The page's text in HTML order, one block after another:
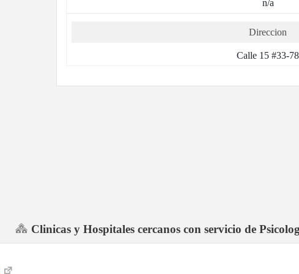
n/a
Direccion
Calle 15 #33-78
Clinicas y Hospitales cercanos con servicio de